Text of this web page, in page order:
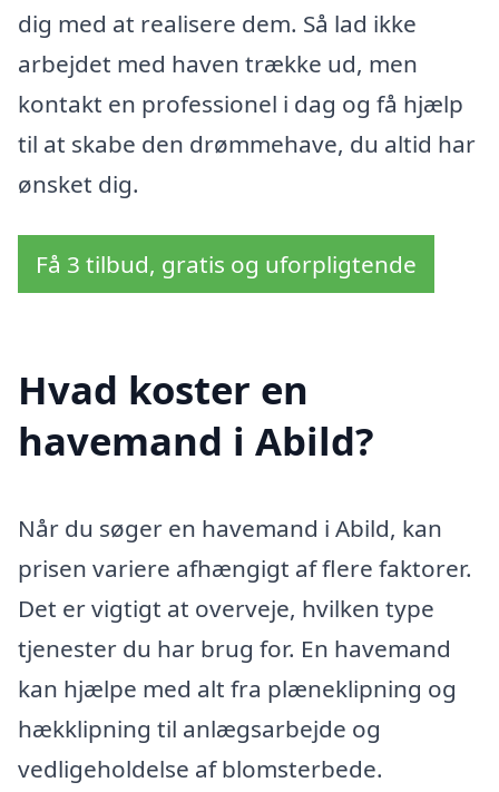
dig med at realisere dem. Så lad ikke
arbejdet med haven trække ud, men
kontakt en professionel i dag og få hjælp
til at skabe den drømmehave, du altid har
ønsket dig.
Få 3 tilbud, gratis og uforpligtende
Hvad koster en
havemand i Abild?
Når du søger en havemand i Abild, kan
prisen variere afhængigt af flere faktorer.
Det er vigtigt at overveje, hvilken type
tjenester du har brug for. En havemand
kan hjælpe med alt fra plæneklipning og
hækklipning til anlægsarbejde og
vedligeholdelse af blomsterbede.